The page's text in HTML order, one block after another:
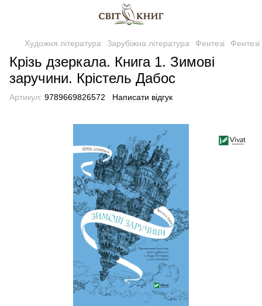
Художня література Зарубіжна література Фентезі
Крізь дзеркала. Книга 1. Зимові
заручини. Крістель Дабос
Артикул: 9789669826572 Написати відгук